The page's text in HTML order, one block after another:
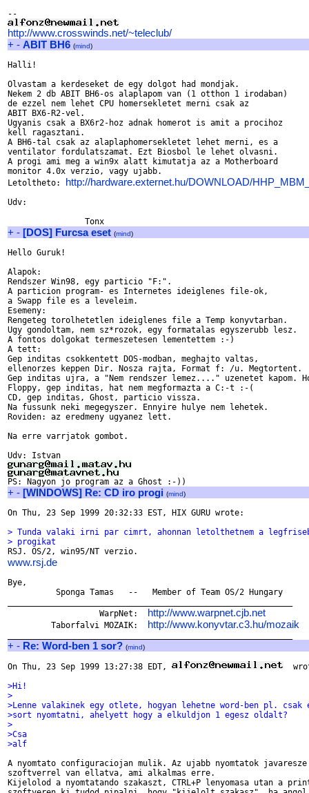
http://www.crosswinds.net/~teleclub/
+ - ABIT BH6 (mind)
Halli!
Olvastam a kerdeseket de egy dolgot had mondjak.
Nekem 2 db ABIT BH6-os alaplapom van (1 otthon 1 irodaban)
de ezzel nem lehet CPU homersekletet merni csak az
ABIT BX6-R2-vel.
Ugyanis csak a BX6r2-hoz adnak homerot is amit a procihoz
kell ragasztani.
A BH6-tal csak az alaplaphomersekletet lehet merni, es a
ventilator fordulatszamat. Ezt Biosbol le lehet olvasni.
A progi ami meg a win9x alatt kimutatja az a Motherboard
monitor 4.0x verzio, vagy ujabb.
Letoltheto: http://hardware.externet.hu/DOWNLOAD/
Udv:
+ - [DOS] Furcsa eset (mind)
Hello Guruk!
Alapok:
Rendszer Win98, egy particio "F:".
A particion program- es Internetes ideiglenes file-ok,
a Swapp file es a leveleim.
Esemeny:
Rengeteg torolhetetlen ideiglenes file a Temp konyvtarban.
Ugy gondoltam, nem sz*rozok, egy formatalas egyszerubb lesz.
A fontos dolgokat termeszetesen lementettem :-)
A tett:
Gep inditas csokkentett DOS-modban, meghajto valtas,
ellenorzes keppen Dir. Nosza rajta, Format f: /u. Megtortent.
Gep inditas ujra, a "Nem rendszer lemez...." uzenetet kapom.
Floppy, gep inditas, hat nem megformazta a C:-t :-(
CD, gep inditas, Ghost, particio vissza.
Na fussunk neki megegyszer. Ennyire hulye nem lehetek.
Roviden: az eredmeny ugyanez lett.
Na erre varrjatok gombot.
+ - [WINDOWS] Re: CD iro progi (mind)
On Thu, 23 Sep 1999 20:32:33 EST, HIX GURU wrote:
> Tunda valaki irni par cimrt, ahonnan letolthetnem a
> progikat
www.rsj.de
Bye,
          Sponga Tamas   --   Member of Team OS/2 Hungary
                   WarpNet:
http://www.warpnet.cjb.net
         Taborfalvi MOZAIK:
http://www.konyvtar.c3.hu/mozaik
+ - Re: Word-ben 1 sor? (mind)
On Thu, 23 Sep 1999 13:27:38 EDT,
>Hi!
>
>Lenne valakinek egy otlete, hogyan lehetne word-ben pl. csak
>sort nyomtatni, ahelyett hogy a elkuldjon 1 egesz oldalt?
>
>Csa
>alf
A nyomtato configuraciojan mulik. Az ujabb nyomtatok
szoftverrel van ellatva, ami alkalmas erre.
Kijelolod a nyomtatando szakaszt, CTRL+P lenyomasa utan a